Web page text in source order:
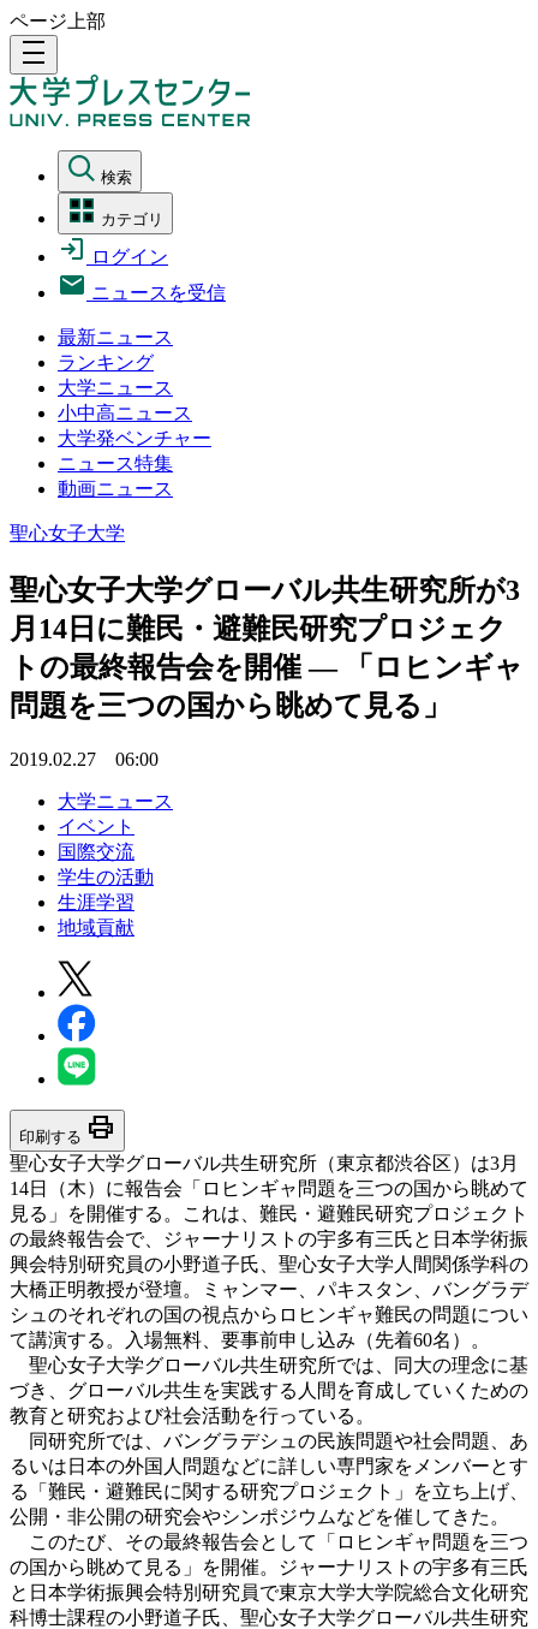
ページ上部
density_medium
検索
カテゴリ
ログイン
ニュースを受信
最新ニュース
ランキング
大学ニュース
小中高ニュース
大学発ベンチャー
ニュース特集
動画ニュース
聖心女子大学
聖心女子大学グローバル共生研究所が3
月14日に難民・避難民研究プロジェク
トの最終報告会を開催 — 「ロヒンギャ
問題を三つの国から眺めて見る」
2019.02.27 06:00
大学ニュース
イベント
国際交流
学生の活動
生涯学習
地域貢献
印刷する print
聖心女子大学グローバル共生研究所（東京都渋谷区）は3月
14日（木）に報告会「ロヒンギャ問題を三つの国から眺めて
見る」を開催する。これは、難民・避難民研究プロジェクト
の最終報告会で、ジャーナリストの宇多有三氏と日本学術振
興会特別研究員の小野道子氏、聖心女子大学人間関係学科の
大橋正明教授が登壇。ミャンマー、パキスタン、バングラデ
シュのそれぞれの国の視点からロヒンギャ難民の問題につい
て講演する。入場無料、要事前申し込み（先着60名）。
聖心女子大学グローバル共生研究所では、同大の理念に基
づき、グローバル共生を実践する人間を育成していくための
教育と研究および社会活動を行っている。
同研究所では、バングラデシュの民族問題や社会問題、あ
るいは日本の外国人問題などに詳しい専門家をメンバーとす
る「難民・避難民に関する研究プロジェクト」を立ち上げ、
公開・非公開の研究会やシンポジウムなどを催してきた。
このたび、その最終報告会として「ロヒンギャ問題を三つ
の国から眺めて見る」を開催。ジャーナリストの宇多有三氏
と日本学術振興会特別研究員で東京大学大学院総合文化研究
科博士課程の小野道子氏、聖心女子大学グローバル共生研究